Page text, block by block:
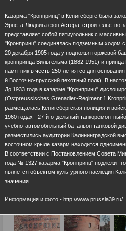
Казарма "Кронпринц" в Кёнигсберге была
Эрнста Людвига фон Астера, строительство
представляет собой пятиугольник с
"Кронпринц" соединялась подземным ходом
20 декабря 1905 года у подножья горжевой
кронпринца Вильгельма (1882-1951) и
памятник в честь 250-летия со дня
й Восточно-прусский пехотный полк). В
До 1933 года в казарме "Кронпринц"
(Ostpreussisches Grenadier-Regiment 1
размещалась Кёнигсбергская полиция и
1960 годах - 27-й отдельный
учебно-автомобнльный батальон танковой
разместились аудитории Калининградской
восточном крыле казарм находится
В соответствии с Постановлением Совета
года № 1327 казарма "Кронпринц" подлежит
является объектом культурного наследия
значения.
Информация и фото - http://www.prussia39.ru/